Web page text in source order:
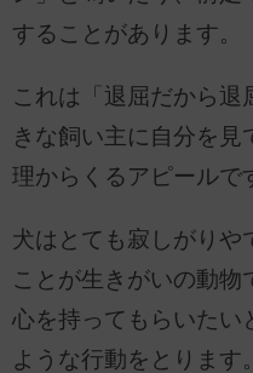
することがあります。
これは「退屈だから退
きな飼い主に自分を
理からくるアピールで
犬はとても寂しがりや
ことが生きがいの動物
心を持ってもらいたい
ような行動をとります。